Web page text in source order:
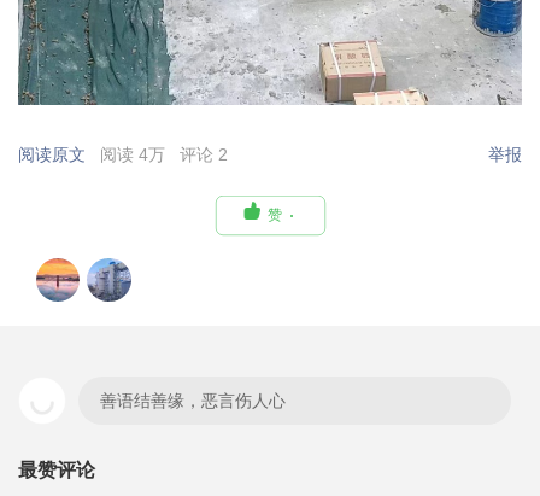
阅读原文 阅读 4万 评论 2 举报
 赞
善语结善缘，恶言伤人心
最赞评论